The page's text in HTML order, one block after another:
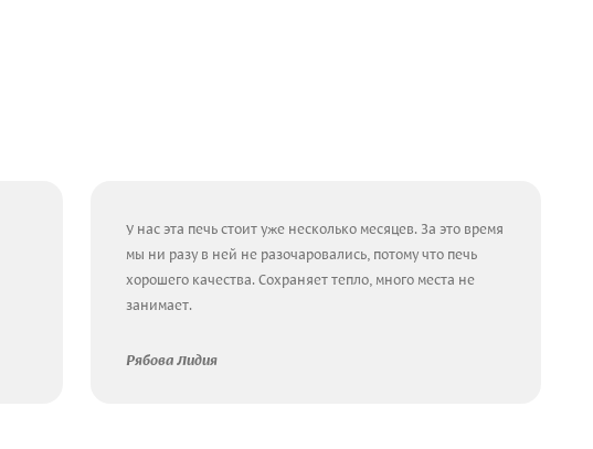
У нас эта печь стоит уже несколько месяцев. За это время
мы ни разу в ней не разочаровались, потому что печь
хорошего качества. Сохраняет тепло, много места не
занимает.
Рябова Лидия